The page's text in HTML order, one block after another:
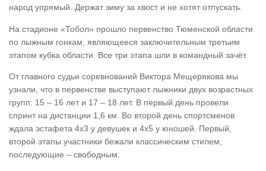
народ упрямый. Держат зиму за хвост и не хотят отпускать.
На стадионе «Тобол» прошло первенство Тюменской области
по лыжным гонкам, являющееся заключительным третьим
этапом кубка области. Все три этапа шли в командный зачёт.
От главного судьи соревнований Виктора Мещерякова мы
узнали, что в первенстве выступают лыжники двух возрастных
групп: 15 – 16 лет и 17 – 18 лет. В первый день провели
спринт на дистанции 1,6 км. Во второй день спортсменов
ждала эстафета 4х3 у девушек и 4х5 у юношей. Первый,
второй этапы участники бежали классическим стилем,
последующие – свободным.